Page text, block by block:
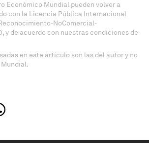
Económico Mundial pueden volver a
con la Licencia Pública Internacional
NoComercial-
y de acuerdo con nuestras condiciones de
en este artículo son las del autor y no